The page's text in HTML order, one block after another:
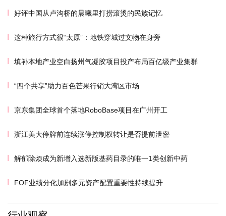
好评中国从卢沟桥的晨曦里打捞滚烫的民族记忆
这种旅行方式很“太原”：地铁穿城过文物在身旁
填补本地产业空白扬州气凝胶项目投产布局百亿级产业集群
“四个共享”助力百色芒果行销大湾区市场
京东集团全球首个落地RoboBase项目在广州开工
浙江美大停牌前连续涨停控制权转让是否提前泄密
解郁除烦成为新增入选新版基药目录的唯一1类创新中药
FOF业绩分化加剧多元资产配置重要性持续提升